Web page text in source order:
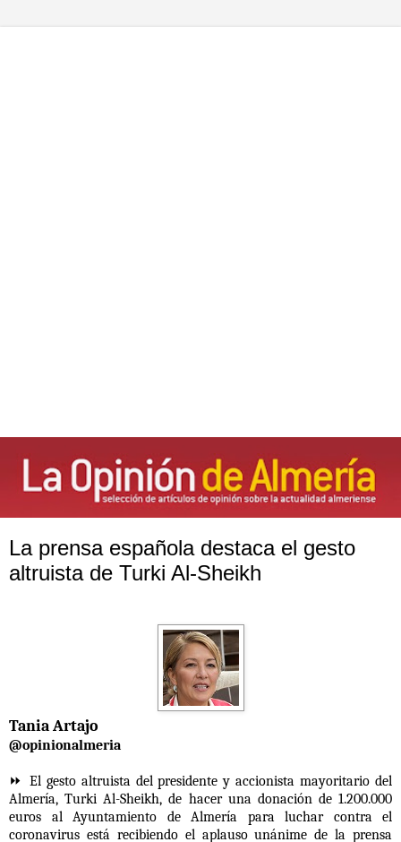
La prensa española destaca el gesto
altruista de Turki Al-Sheikh
Tania Artajo
@opinionalmeria
⏩ El gesto altruista del presidente y accionista mayoritario del
Almería, Turki Al-Sheikh, de hacer una donación de 1.200.000
euros al Ayuntamiento de Almería para luchar contra el
coronavirus está recibiendo el aplauso unánime de la prensa